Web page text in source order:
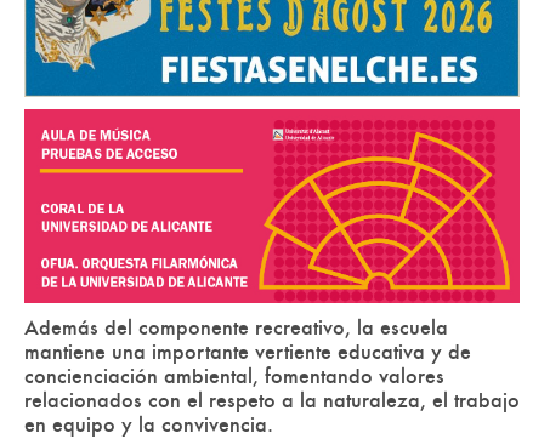
Además del componente recreativo, la escuela
mantiene una importante vertiente educativa y de
concienciación ambiental, fomentando valores
relacionados con el respeto a la naturaleza, el trabajo
en equipo y la convivencia.